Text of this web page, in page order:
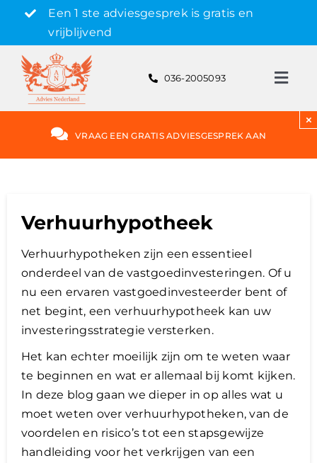
content
Een 1 ste adviesgesprek is gratis en
vrijblijvend
Hypotheek
Hypotheekvormen
Lening
Overwaarde
036-2005093
VRAAG EEN GRATIS ADVIESGESPREK AAN
×
Verhuurhypotheek
Verhuurhypotheken zijn een essentieel
onderdeel van de vastgoedinvesteringen. Of u
nu een ervaren vastgoedinvesteerder bent of
net begint, een verhuurhypotheek kan uw
investeringsstrategie versterken.
Het kan echter moeilijk zijn om te weten waar
te beginnen en wat er allemaal bij komt kijken.
In deze blog gaan we dieper in op alles wat u
moet weten over verhuurhypotheken, van de
voordelen en risico’s tot een stapsgewijze
handleiding voor het verkrijgen van een